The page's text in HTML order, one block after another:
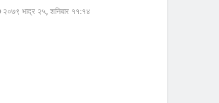
२०७९ भाद्र २५, शनिबार ११:१४